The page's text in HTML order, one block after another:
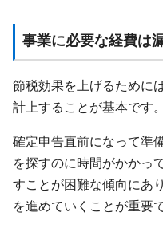
事業に必要な経費は
節税効果を上げるために
計上することが基本です。
確定申告直前になって準
を探すのに時間がかかっ
すことが困難な傾向にあ
を進めていくことが重要で